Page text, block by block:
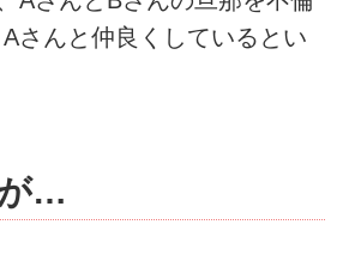
さんと仲良くしているとい
…